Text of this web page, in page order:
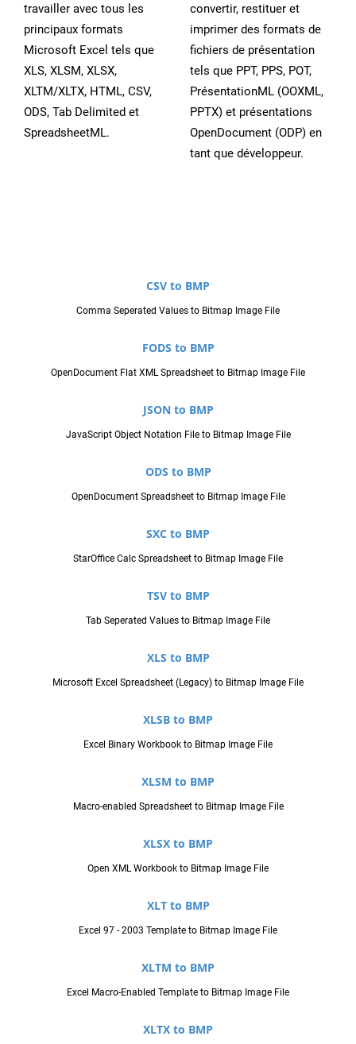
travailler avec tous les
principaux formats
Microsoft Excel tels que
XLS, XLSM, XLSX,
XLTM/XLTX, HTML, CSV,
ODS, Tab Delimited et
SpreadsheetML.
convertir, restituer et
imprimer des formats de
fichiers de présentation
tels que PPT, PPS, POT,
PrésentationML (OOXML,
PPTX) et présentations
OpenDocument (ODP) en
tant que développeur.
CSV to BMP
Comma Seperated Values to Bitmap Image File
FODS to BMP
OpenDocument Flat XML Spreadsheet to Bitmap Image File
JSON to BMP
JavaScript Object Notation File to Bitmap Image File
ODS to BMP
OpenDocument Spreadsheet to Bitmap Image File
SXC to BMP
StarOffice Calc Spreadsheet to Bitmap Image File
TSV to BMP
Tab Seperated Values to Bitmap Image File
XLS to BMP
Microsoft Excel Spreadsheet (Legacy) to Bitmap Image File
XLSB to BMP
Excel Binary Workbook to Bitmap Image File
XLSM to BMP
Macro-enabled Spreadsheet to Bitmap Image File
XLSX to BMP
Open XML Workbook to Bitmap Image File
XLT to BMP
Excel 97 - 2003 Template to Bitmap Image File
XLTM to BMP
Excel Macro-Enabled Template to Bitmap Image File
XLTX to BMP